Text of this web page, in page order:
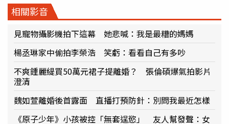
相關影音
見寵物攝影機拍下這幕 她悲喊：我是最糟的媽媽
楊丞琳家中偷拍李榮浩 笑虧：看看自己有多吵
不爽鍾麗緹買50萬元裙子提離婚？ 張倫碩爆氣拍影片
澄清
魏如萱離婚後首露面 直播打預防針：別問我最近怎樣
《原子少年》小孩被控「無套逞慾」 友人幫發聲：女